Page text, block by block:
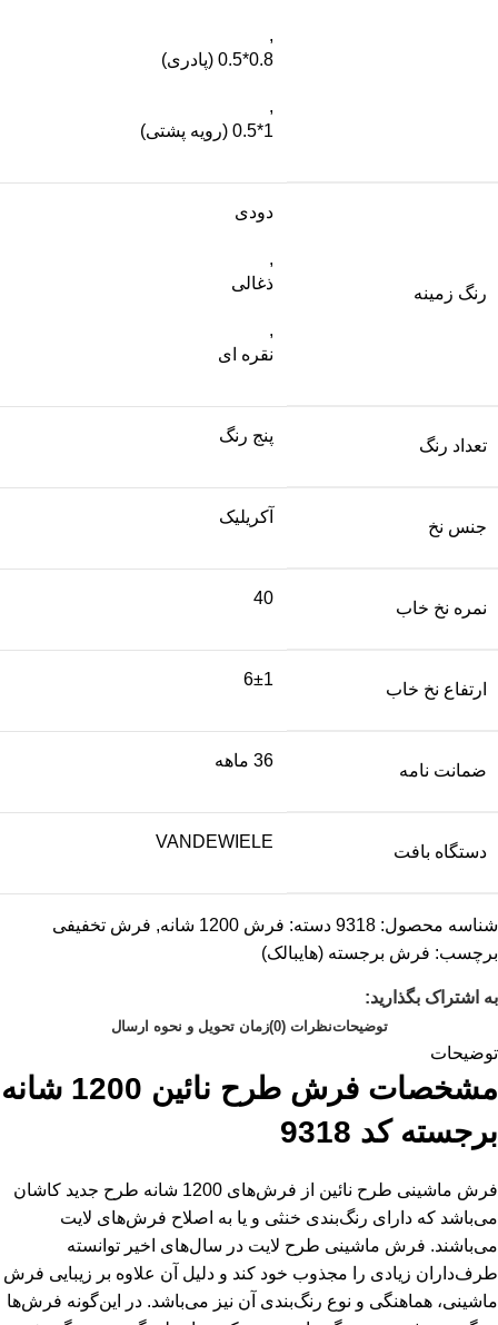
,
0.8*0.5 (پادری)
,
1*0.5 (رویه پشتی)
رنگ زمینه
دودی
,
ذغالی
,
نقره ای
تعداد رنگ
پنج رنگ
جنس نخ
آکریلیک
نمره نخ خاب
40
ارتفاع نخ خاب
6±1
ضمانت نامه
36 ماهه
دستگاه بافت
VANDEWIELE
شناسه محصول: 9318 دسته: فرش 1200 شانه , فرش تخفیفی
برچسب: فرش برجسته (هایبالک)
به اشتراک بگذارید:
توضیحاتنظرات (0) زمان تحویل و نحوه ارسال
توضیحات
مشخصات فرش طرح نائین 1200 شانه
برجسته کد 9318
فرش ماشینی طرح نائین از فرش‌های 1200 شانه طرح جدید کاشان
می‌باشد که دارای رنگ‌بندی خنثی و یا به اصلاح فرش‌های لایت
می‌باشند. فرش ماشینی طرح لایت در سال‌های اخیر توانسته
طرف‌داران زیادی را مجذوب خود کند و دلیل آن علاوه بر زیبایی فرش
ماشینی، هماهنگی و نوع رنگ‌بندی آن نیز می‌باشد. در این‌گونه فرش‌ها